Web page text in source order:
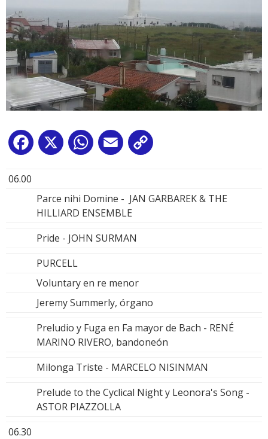
Facebook
X WhatsApp
Email
06.00
Parce nihi Domine - JAN GARBAREK & THE
HILLIARD ENSEMBLE
Pride - JOHN SURMAN
PURCELL
Voluntary en re menor
Jeremy Summerly, órgano
Preludio y Fuga en Fa mayor de Bach - RENÉ
MARINO RIVERO, bandoneón
Milonga Triste - MARCELO NISINMAN
Prelude to the Cyclical Night y Leonora's Song -
ASTOR PIAZZOLLA
06.30